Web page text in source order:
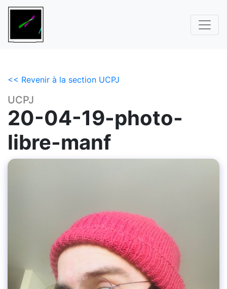
<< Revenir à la section UCPJ
UCPJ
20-04-19-photo-
libre-manf